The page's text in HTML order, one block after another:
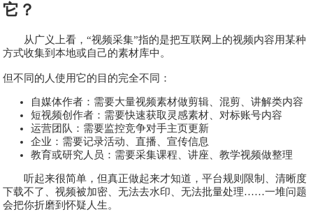
它？
从广义上看，“视频采集”指的是把互联网上的视频内容用某种
方式收集到本地或自己的素材库中。
但不同的人使用它的目的完全不同：
自媒体作者：需要大量视频素材做剪辑、混剪、讲解类内容
短视频创作者：需要快速获取灵感素材、对标账号内容
运营团队：需要监控竞争对手主页更新
企业：需要记录活动、直播、宣传信息
教育或研究人员：需要采集课程、讲座、教学视频做整理
听起来很简单，但真正做起来才知道，平台规则限制、清晰度
下载不了、视频被加密、无法去水印、无法批量处理……一堆问题
会把你折磨到怀疑人生。